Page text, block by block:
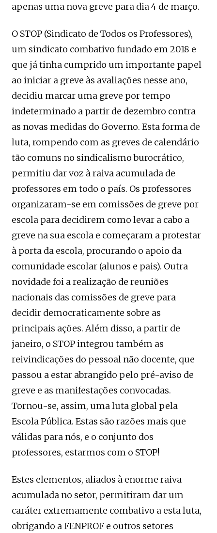
apenas uma nova greve para dia 4 de março.
O STOP (Sindicato de Todos os Professores),
um sindicato combativo fundado em 2018 e
que já tinha cumprido um importante papel
ao iniciar a greve às avaliações nesse ano,
decidiu marcar uma greve por tempo
indeterminado a partir de dezembro contra
as novas medidas do Governo. Esta forma de
luta, rompendo com as greves de calendário
tão comuns no sindicalismo burocrático,
permitiu dar voz à raiva acumulada de
professores em todo o país. Os professores
organizaram-se em comissões de greve por
escola para decidirem como levar a cabo a
greve na sua escola e começaram a protestar
à porta da escola, procurando o apoio da
comunidade escolar (alunos e pais). Outra
novidade foi a realização de reuniões
nacionais das comissões de greve para
decidir democraticamente sobre as
principais ações. Além disso, a partir de
janeiro, o STOP integrou também as
reivindicações do pessoal não docente, que
passou a estar abrangido pelo pré-aviso de
greve e as manifestações convocadas.
Tornou-se, assim, uma luta global pela
Escola Pública. Estas são razões mais que
válidas para nós, e o conjunto dos
professores, estarmos com o STOP!
Estes elementos, aliados à enorme raiva
acumulada no setor, permitiram dar um
caráter extremamente combativo a esta luta,
obrigando a FENPROF e outros setores